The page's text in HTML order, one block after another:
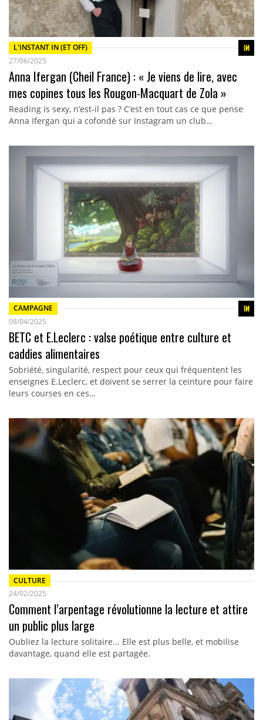
L'INSTANT IN (ET OFF)
27/06/2025
Anna Ifergan (Cheil France) : « Je viens de lire, avec
mes copines tous les Rougon-Macquart de Zola »
Reading is sexy, n’est-il pas ? C’est en tout cas ce que pense
Anna Ifergan qui a cofondé sur Instagram un club…
CAMPAGNE
08/04/2025
BETC et E.Leclerc : valse poétique entre culture et
caddies alimentaires
Sobriété, singularité, respect pour ceux qui fréquentent les
enseignes E.Leclerc, et doivent se serrer la ceinture pour faire
leurs courses en ces…
CULTURE
24/02/2025
Comment l’arpentage révolutionne la lecture et attire
un public plus large
Oubliez la lecture solitaire... Elle est plus belle, et mobilise
davantage, quand elle est partagée.